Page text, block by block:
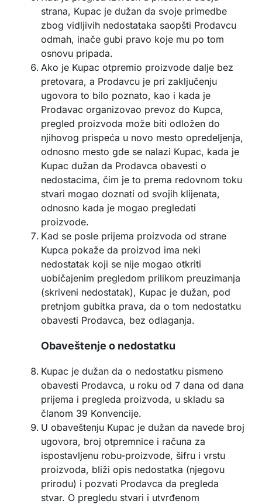
strana, Kupac je dužan da svoje primedbe
zbog vidljivih nedostataka saopšti Prodavcu
odmah, inače gubi pravo koje mu po tom
osnovu pripada.
Ako je Kupac otpremio proizvode dalje bez
pretovara, a Prodavcu je pri zaključenju
ugovora to bilo poznato, kao i kada je
Prodavac organizovao prevoz do Kupca,
pregled proizvoda može biti odložen do
njihovog prispeća u novo mesto opredeljenja,
odnosno mesto gde se nalazi Kupac, kada je
Kupac dužan da Prodavca obavesti o
nedostacima, čim je to prema redovnom toku
stvari mogao doznati od svojih klijenata,
odnosno kada je mogao pregledati
proizvode.
Kad se posle prijema proizvoda od strane
Kupca pokaže da proizvod ima neki
nedostatak koji se nije mogao otkriti
uobičajenim pregledom prilikom preuzimanja
(skriveni nedostatak), Kupac je dužan, pod
pretnjom gubitka prava, da o tom nedostatku
obavesti Prodavca, bez odlaganja.
Obaveštenje o nedostatku
Kupac je dužan da o nedostatku pismeno
obavesti Prodavca, u roku od 7 dana od dana
prijema i pregleda proizvoda, u skladu sa
članom 39 Konvencije.
U obaveštenju Kupac je dužan da navede broj
ugovora, broj otpremnice i računa za
ispostavljenu robu-proizvode, šifru i vrstu
proizvoda, bliži opis nedostatka (njegovu
prirodu) i pozvati Prodavca da pregleda
stvar. O pregledu stvari i utvrđenom